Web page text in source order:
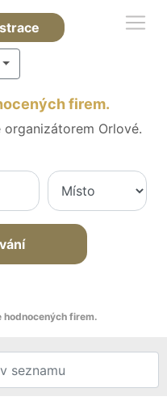
firem.
Orlové.
hodnocených firem.